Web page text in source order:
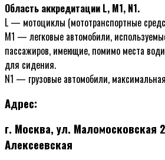
Область аккредитации L, М1, N1.
L — мотоциклы (мототранспортные
М1 — легковые автомобили,
пассажиров, имеющие, помимо места
для сидения.
N1 — грузовые автомобили,
Адрес:
г. Москва, ул. Маломосковская
Алексеевская